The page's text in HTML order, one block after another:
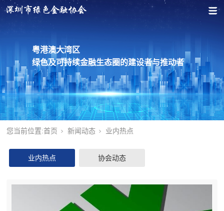
粤港澳大湾区
绿色及可持续金融生态圈的建设者与推动者
您当前位置:首页 新闻动态 业内热点
业内热点 协会动态